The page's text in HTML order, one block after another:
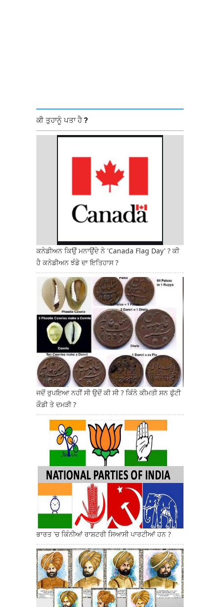
ਕੀ ਤੁਹਾਨੂੰ ਪਤਾ ਹੈ ?
ਕਨੇਡੀਅਨ ਕਿਉਂ ਮਨਾਉਂਦੇ ਨੇ 'Canada Flag Day' ? ਕੀ
ਹੈ ਕਨੇਡੀਅਨ ਝੰਡੇ ਦਾ ਇਤਿਹਾਸ ?
ਜਦੋਂ ਰੁਪਇਆ ਨਹੀਂ ਸੀ ਉਦੋਂ ਕੀ ਸੀ ? ਕਿੰਨੇ ਕੀਮਤੀ ਸਨ ਫੁੱਟੀ
ਕੌਡੀ ਤੇ ਦਮੜੀ ?
ਭਾਰਤ 'ਚ ਕਿੰਨੀਆਂ ਰਾਸ਼ਟਰੀ ਸਿਆਸੀ ਪਾਰਟੀਆਂ ਹਨ ?